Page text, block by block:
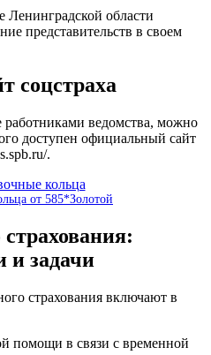
области
представительств в своем
соцстраха
ведомства, можно
доступен официальный сайт
.
от 585*Золотой
и задачи
страхования включают в
помощи в связи с временной